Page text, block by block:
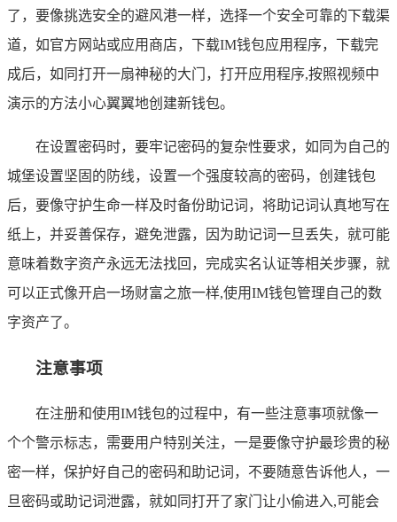
了，要像挑选安全的避风港一样，选择一个安全可靠的下载渠
道，如官方网站或应用商店，下载IM钱包应用程序，下载完
成后，如同打开一扇神秘的大门，打开应用程序,按照视频中
演示的方法小心翼翼地创建新钱包。
在设置密码时，要牢记密码的复杂性要求，如同为自己的
城堡设置坚固的防线，设置一个强度较高的密码，创建钱包
后，要像守护生命一样及时备份助记词，将助记词认真地写在
纸上，并妥善保存，避免泄露，因为助记词一旦丢失，就可能
意味着数字资产永远无法找回，完成实名认证等相关步骤，就
可以正式像开启一场财富之旅一样,使用IM钱包管理自己的数
字资产了。
注意事项
在注册和使用IM钱包的过程中，有一些注意事项就像一
个个警示标志，需要用户特别关注，一是要像守护最珍贵的秘
密一样，保护好自己的密码和助记词，不要随意告诉他人，一
旦密码或助记词泄露，就如同打开了家门让小偷进入,可能会